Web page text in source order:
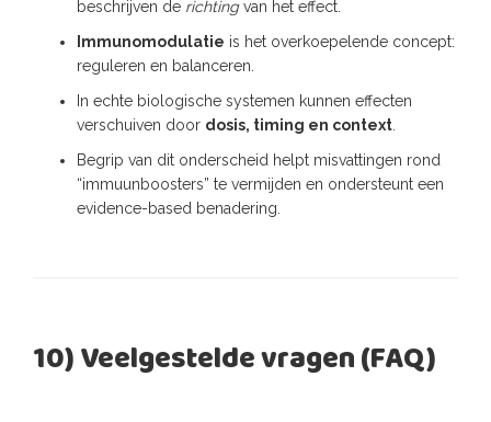
beschrijven de richtingvan het effect.
Immunomodulatie is het overkoepelende concept:
reguleren en balanceren.
In echte biologische systemen kunnen effecten
verschuiven door dosis, timing en context
Begrip van dit onderscheid helpt misvattingen rond
“immuunboosters” te vermijden en ondersteunt een
evidence-based benadering.
10) Veelgestelde vragen (FAQ)